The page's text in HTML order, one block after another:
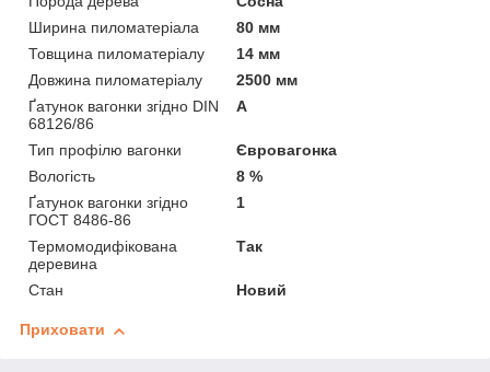
Ширина пиломатеріала
80 мм
Товщина пиломатеріалу
14 мм
Довжина пиломатеріалу
2500 мм
Ґатунок вагонки згідно DIN
68126/86
А
Тип профілю вагонки
Євровагонка
Вологість
8 %
Ґатунок вагонки згідно
ГОСТ 8486-86
1
Термомодифікована
деревина
Так
Стан Новий
Приховати